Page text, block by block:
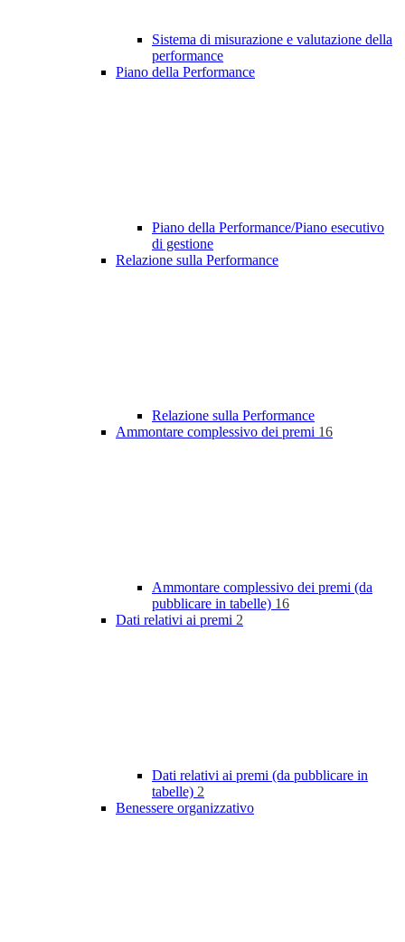
Sistema di misurazione e valutazione della
performance
Piano della Performance
Piano della Performance/Piano esecutivo
di gestione
Relazione sulla Performance
Relazione sulla Performance
Ammontare complessivo dei premi 16
Ammontare complessivo dei premi (da
pubblicare in tabelle) 16
Dati relativi ai premi 2
Dati relativi ai premi (da pubblicare in
tabelle) 2
Benessere organizzativo